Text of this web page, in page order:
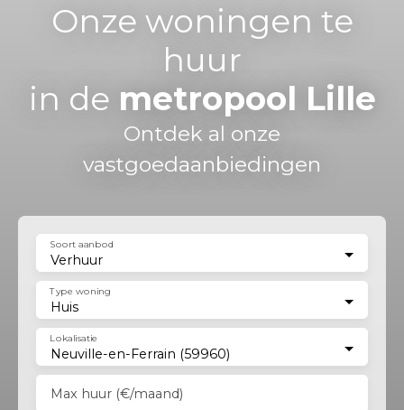
Onze woningen te
huur
in de metropool Lille
Ontdek al onze
vastgoedaanbiedingen
Verhuur
Soort aanbod
Huis
Type woning
Neuville-en-Ferrain (59960)
Lokalisatie
Max huur (€/maand)